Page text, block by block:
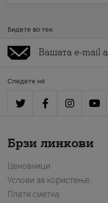
Бидете во тек
Следете нè
Брзи линкови
Ценовници
Услови за користење
Плати сметка